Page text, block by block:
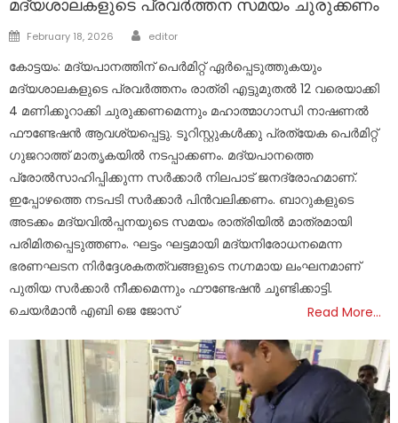
മദ്യശാലകളുടെ പ്രവർത്തന സമയം ചുരുക്കണം
Posted
February 18, 2026 Author
editor
കോട്ടയം: മദ്യപാനത്തിന് പെർമിറ്റ് ഏർപ്പെടുത്തുകയും
മദ്യശാലകളുടെ പ്രവർത്തനം രാത്രി എട്ടുമുതൽ 12 വരെയാക്കി
4 മണിക്കൂറാക്കി ചുരുക്കണമെന്നും മഹാത്മാഗാന്ധി നാഷണൽ
ഫൗണ്ടേഷൻ ആവശ്യപ്പെട്ടു. ടൂറിസ്റ്റുകൾക്കു പ്രത്യേക പെർമിറ്റ്
ഗുജറാത്ത് മാതൃകയിൽ നടപ്പാക്കണം. മദ്യപാനത്തെ
പ്രോൽസാഹിപ്പിക്കുന്ന സർക്കാർ നിലപാട് ജനദ്രോഹമാണ്.
ഇപ്പോഴത്തെ നടപടി സർക്കാർ പിൻവലിക്കണം. ബാറുകളുടെ
അടക്കം മദ്യവിൽപ്പനയുടെ സമയം രാത്രിയിൽ മാത്രമായി
പരിമിതപ്പെടുത്തണം. ഘട്ടം ഘട്ടമായി മദ്യനിരോധനമെന്ന
ഭരണഘടന നിർദ്ദേശകതത്വങ്ങളുടെ നഗ്നമായ ലംഘനമാണ്
പുതിയ സർക്കാർ നീക്കമെന്നും ഫൗണ്ടേഷൻ ചൂണ്ടിക്കാട്ടി.
ചെയർമാൻ എബി ജെ ജോസ്
Read More…